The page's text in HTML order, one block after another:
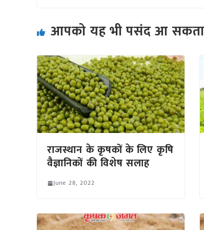
आपको यह भी पसंद आ
राजस्थान के कृषकों के लिए कृषि
वैज्ञानिकों की विशेष सलाह
June 28, 2022